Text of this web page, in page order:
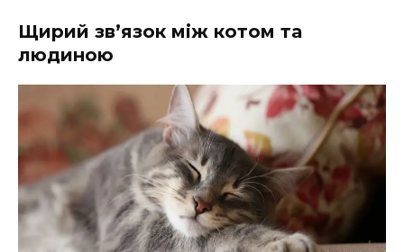
Щирий зв’язок між котом та
людиною